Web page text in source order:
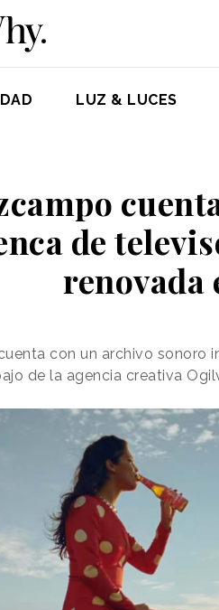
LUZ & LUCES
de
renovada
con un archivo sonoro
de la agencia creativa